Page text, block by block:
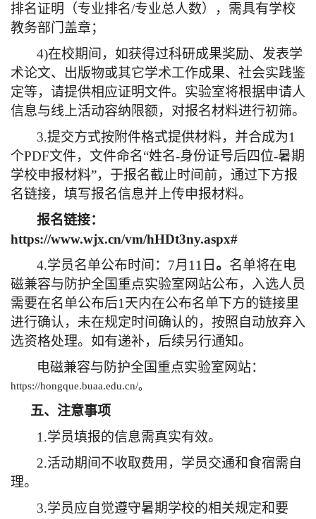
排名证明（专业排名/专业总人数），需具有学校
教务部门盖章；
4)在校期间，如获得过科研成果奖励、发表学
术论文、出版物或其它学术工作成果、社会实践鉴
定等，请提供相应证明文件。实验室将根据申请人
信息与线上活动容纳限额，对报名材料进行初筛。
3.提交方式按附件格式提供材料，并合成为1
个PDF文件，文件命名“姓名-身份证号后四位-暑期
学校申报材料”，于报名截止时间前，通过下方报
名链接，填写报名信息并上传申报材料。
报名链接：
https://www.wjx.cn/vm/hHDt3ny.aspx#
4.学员名单公布时间： 7月 11 日。 名单将在电
磁兼容与防护全国重点实验室网站公布，入选人员
需要在名单公布后1天内在公布名单下方的链接里
进行确认，未在规定时间确认的，按照自动放弃入
选资格处理。如有递补，后续另行通知。
电磁兼容与防护全国重点实验室网站：
https://hongque.buaa.edu.cn/。
五、注意事项
1.学员填报的信息需真实有效。
2.活动期间不收取费用，学员交通和食宿需自
理。
3.学员应自觉遵守暑期学校的相关规定和要